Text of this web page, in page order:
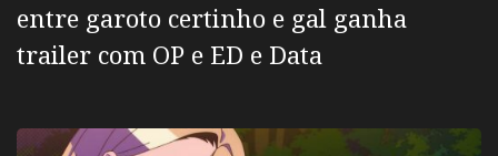
entre garoto certinho e gal ganha
trailer com OP e ED e Data